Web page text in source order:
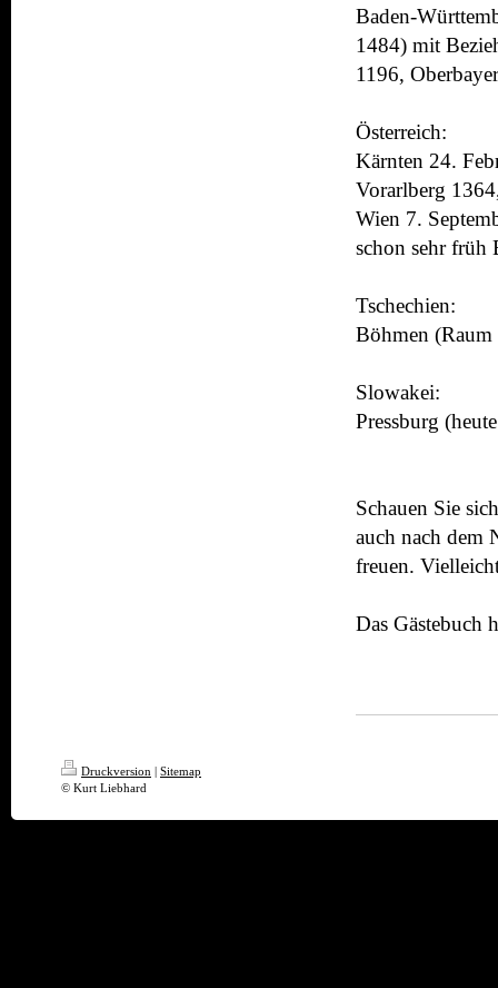
Baden-
1484) mit
1196,
Österreich:
Kärnten 24.
Vorarlberg
Wien 7.
schon sehr früh
Tschechien:
Böhmen
Slowakei:
Pressburg
Schauen Sie
auch nach dem
freuen.
Das Gästebuch
Druckversion | Sitemap
© Kurt Liebhard